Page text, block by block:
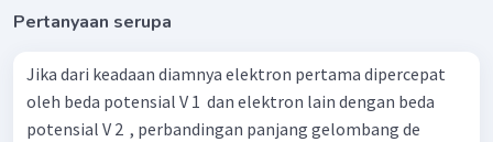
Pertanyaan serupa
Jika dari keadaan diamnya elektron pertama dipercepat
oleh beda potensial V 1 ​ dan elektron lain dengan beda
potensial V 2 ​ , perbandingan panjang gelombang de